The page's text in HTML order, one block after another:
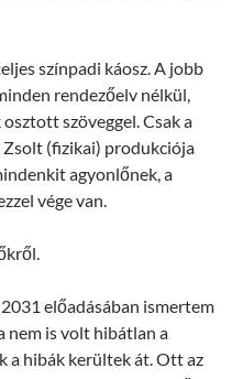
színpadi káosz. A jobb
rendezőelv nélkül,
szöveggel. Csak a
(fizikai) produkciója
agyonlőnek, a
vége van.
előadásában ismertem
nem is volt hibátlan a
a hibák kerültek át. Ott az